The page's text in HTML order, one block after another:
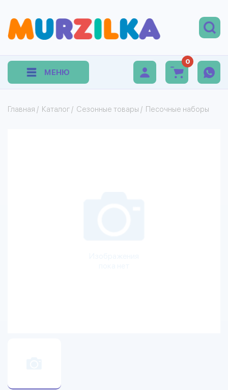
МЕНЮ
0
Главная / Каталог / Сезонные товары / Песочные наборы